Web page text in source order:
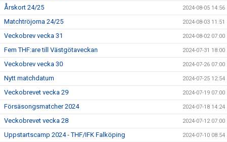
Årskort 24/25 2024-08-05 14:56
Matchtröjorna 24/25 2024-08-03 11:51
Veckobrev vecka 31 2024-08-02 07:00
Fem THF:are till Västgötaveckan 2024-07-31 18:00
Veckobrev vecka 30 2024-07-26 07:00
Nytt matchdatum 2024-07-25 12:54
Veckobrevet vecka 29 2024-07-19 07:00
Försäsongsmatcher 2024 2024-07-18 14:24
Veckobrevet vecka 28 2024-07-12 07:00
Uppstartscamp 2024 - THF/IFK Falköping 2024-07-10 08:54